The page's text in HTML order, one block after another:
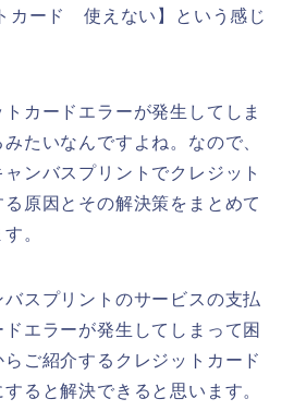
カード 使えない】という感じ
カードエラーが発生してしま
たいなんですよね。なので、
ンバスプリントでクレジット
原因とその解決策をまとめて
。
スプリントのサービスの支払
エラーが発生してしまって困
ご紹介するクレジットカード
ると解決できると思います。